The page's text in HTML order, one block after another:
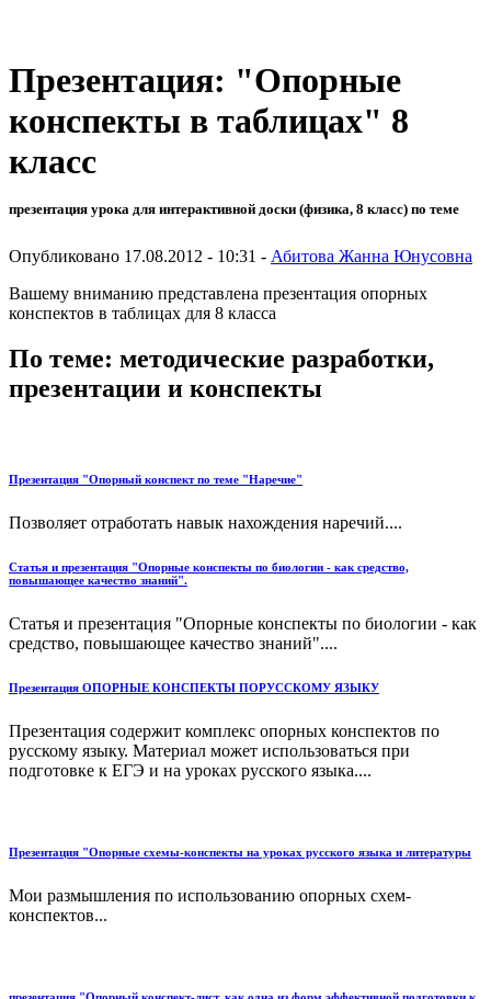
Презентация: "Опорные
конспекты в таблицах" 8
класс
презентация урока для интерактивной доски (физика, 8 класс) по теме
Опубликовано 17.08.2012 - 10:31 - Абитова Жанна Юнусовна
Вашему вниманию представлена презентация опорных
конспектов в таблицах для 8 класса
По теме: методические разработки,
презентации и конспекты
Презентация "Опорный конспект по теме "Наречие"
Позволяет отработать навык нахождения наречий....
Статья и презентация "Опорные конспекты по биологии - как средство,
повышающее качество знаний".
Статья и презентация "Опорные конспекты по биологии - как
средство, повышающее качество знаний"....
Презентация ОПОРНЫЕ КОНСПЕКТЫ ПОРУССКОМУ ЯЗЫКУ
Презентация содержит комплекс опорных конспектов по
русскому языку. Материал может использоваться при
подготовке к ЕГЭ и на уроках русского языка....
Презентация "Опорные схемы-конспекты на уроках русского языка и литературы
Мои размышления по использованию опорных схем-
конспектов...